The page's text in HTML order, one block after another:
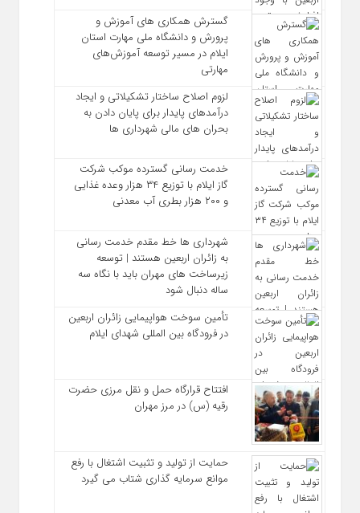
گسترش همکاری‌ های آموزش و
پرورش و دانشگاه ملی مهارت استان
ایلام در مسیر توسعه آموزش‌های
مهارتی
لزوم اصلاح ساختار تشکیلاتی و ایجاد
درآمدهای پایدار برای پایان دادن به
بحران‌ های مالی شهرداری‌ ها
خدمت رسانی گسترده موکب شرکت
گاز ایلام با توزیع ۳۴ هزار وعده غذایی
و ۲۰۰ هزار بطری آب معدنی
شهرداری‌ ها خط مقدم خدمت ‌رسانی
به زائران اربعین هستند | توسعه
زیرساخت ‌های مهران باید با نگاه سه‌
ساله دنبال شود
تأمین سوخت هواپیمایی زائران اربعین
در فرودگاه بین المللی شهدای ایلام
افتتاح قرارگاه حمل‌ و نقل مرزی حضرت
رقیه (س) در مرز مهران
حمایت از تولید و تثبیت اشتغال با رفع
موانع سرمایه‌ گذاری شتاب می‌ گیرد